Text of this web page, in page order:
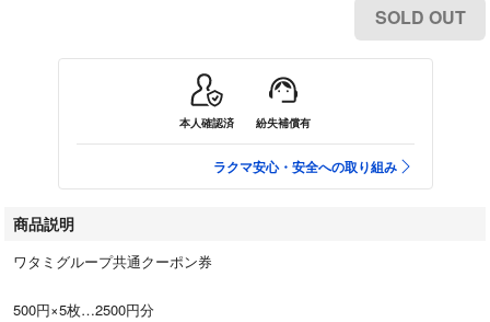
SOLD OUT
本人確認済 紛失補償有
ラクマ安心・安全への取り組み
商品説明
ワタミグループ共通クーポン券
500円×5枚…2500円分